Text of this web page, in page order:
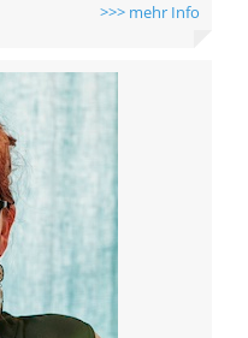
>>> mehr Info